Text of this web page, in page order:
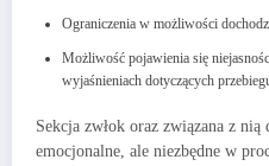
Ograniczenia w możliwości
Możliwość pojawienia się
wyjaśnieniach dotyczących
Sekcja zwłok oraz związana z
emocjonalne, ale niezbędne w